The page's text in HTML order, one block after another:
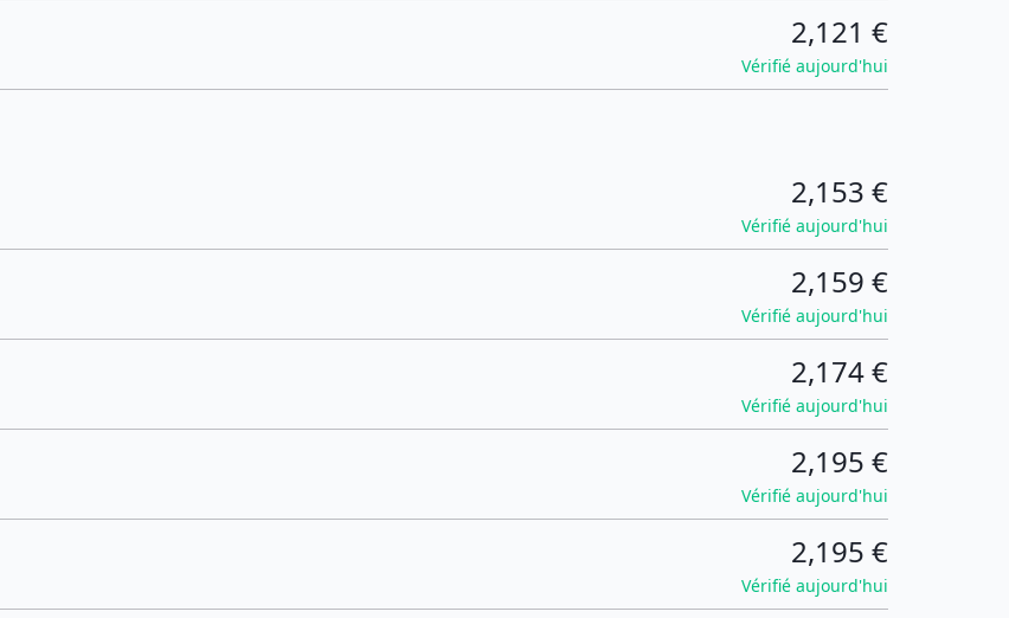
2,121 €
Vérifié aujourd'hui
2,153 €
Vérifié aujourd'hui
2,159 €
Vérifié aujourd'hui
2,174 €
Vérifié aujourd'hui
2,195 €
Vérifié aujourd'hui
2,195 €
Vérifié aujourd'hui